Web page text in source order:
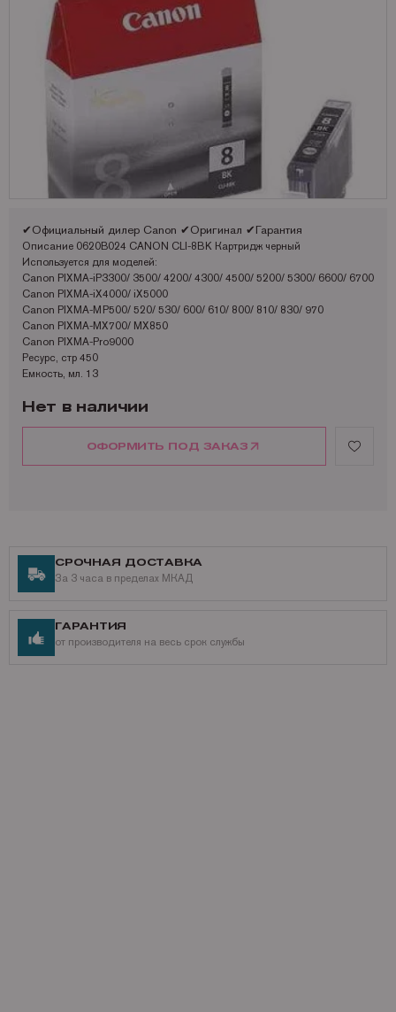
Lexmark
OCE
OKI
Panasonic
Pantum
Samsung
Sharp
Toshiba
Xerox
Катюша
Аналоги Lexmark
Аналоги Oki
Аналоги Panasonic
Аналоги Pantum
Аналоги Ricoh
Аналоги Samsung
Аналоги Sharp
Аналоги Xerox
Запчасти для OKI
Запчасти для Samsung
Запчасти для Toshiba
Запчасти для Xerox
Фотобумага Kodak для струйных принтеров
Фотобумага Lomond и пленки для струйных принтеров
Пленка для ламинирования Корея
Принтеры Epson
Принтеры Hewllet Packard
Принтеры Lexmark
Принтеры OKI
Принтеры Panasonic
Принтеры Ricoh
Принтеры Samsung
Принтеры Sharp
Принтеры XEROX
Факсы Panasonic
Принтеры Kyocera
Мониторы
Мониторы HP
Другое
✔Официальный дилер Canon ✔Оригинал ✔Гарантия
Описание 0620B024 CANON CLI-8BK Картридж черный
Используется для моделей:
Canon PIXMA-iP3300/ 3500/ 4200/ 4300/ 4500/ 5200/ 5300/ 6600/ 6700
Canon PIXMA-iX4000/ iX5000
Canon PIXMA-MP500/ 520/ 530/ 600/ 610/ 800/ 810/ 830/ 970
Canon PIXMA-MX700/ MX850
Canon PIXMA-Pro9000
Ресурс, стр 450
Емкость, мл. 13
Нет в наличии
ОФОРМИТЬ ПОД ЗАКАЗ
СРОЧНАЯ ДОСТАВКА
За 3 часа в пределах МКАД
ГАРАНТИЯ
от производителя на весь срок службы